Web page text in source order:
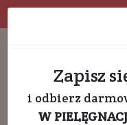
Zapisz
i odbierz
W